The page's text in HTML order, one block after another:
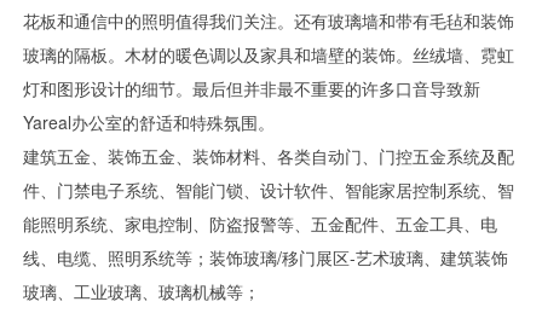
花板和通信中的照明值得我们关注。还有玻璃墙和带有毛毡和装饰
玻璃的隔板。木材的暖色调以及家具和墙壁的装饰。丝绒墙、霓虹
灯和图形设计的细节。最后但并非最不重要的许多口音导致新
Yareal办公室的舒适和特殊氛围。
建筑五金、装饰五金、装饰材料、各类自动门、门控五金系统及配
件、门禁电子系统、智能门锁、设计软件、智能家居控制系统、智
能照明系统、家电控制、防盗报警等、五金配件、五金工具、电
线、电缆、照明系统等；装饰玻璃/移门展区-艺术玻璃、建筑装饰
玻璃、工业玻璃、玻璃机械等；